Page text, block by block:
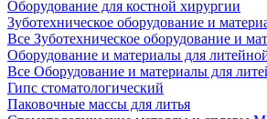
Оборудование для костной хирургии
Зуботехническое оборудование и
Все Зуботехническое оборудование и
Оборудование и материалы для
Все Оборудование и материалы для
Гипс стоматологический
Паковочные массы для литья